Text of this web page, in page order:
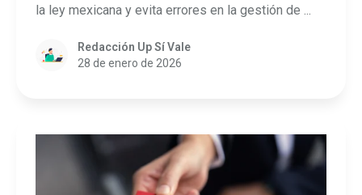
la ley mexicana y evita errores en la gestión de ...
Redacción Up Sí Vale
28 de enero de 2026